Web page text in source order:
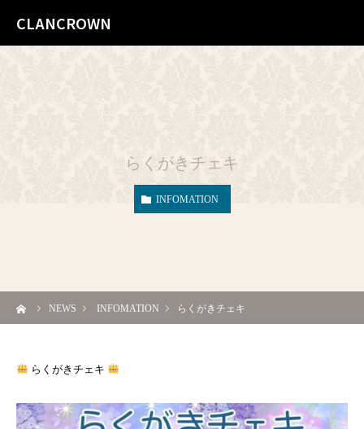
CLANCROWN
らくがきチェキ
INFOMATION
NEWS INFOMATION らくがきチェキ
らくがきチェキ